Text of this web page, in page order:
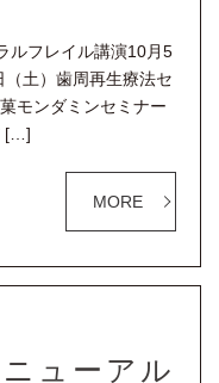
ルフレイル講演10月5
土）歯周再生療法セ
モンダミンセミナー
[…]
MORE
ューアル